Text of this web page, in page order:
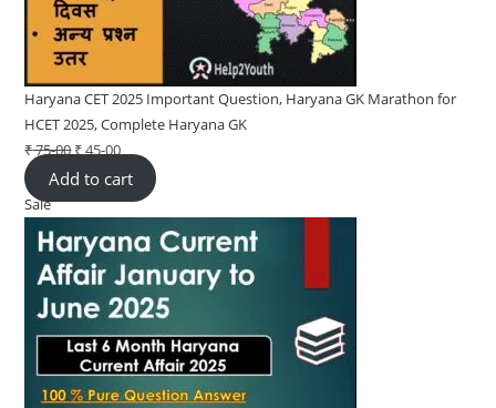
Haryana CET 2025 Important Question, Haryana GK Marathon for
HCET 2025, Complete Haryana GK
₹75-00Original
price
was:
₹ 75-
00.
₹45-00Current
price
is:
₹ 45-
00.
Add to cart
SaleProduct
on
sale